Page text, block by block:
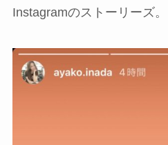
Instagramのストーリーズ。